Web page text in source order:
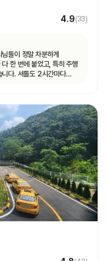
4.9(33)
들이 정말 차분하게
한 번에 붙었고, 특히 주행
니다. 셔틀도 2시간마다